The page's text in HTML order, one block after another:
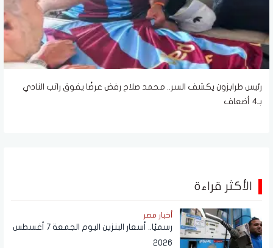
رئيس طرابزون يكشف السر.. محمد صلاح رفض عرضًا يفوق راتب النادي
بـ4 أضعاف
الأكثر قراءة
أخبار مصر
رسميًا.. أسعار البنزين اليوم الجمعة 7 أغسطس
2026